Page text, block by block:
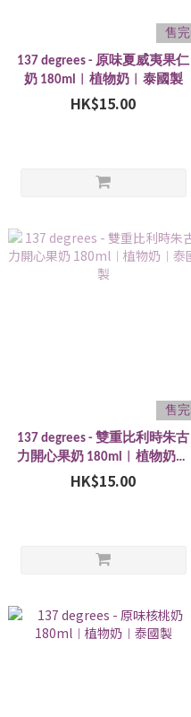
售完
137 degrees - 原味夏威夷果仁
奶 180ml︱植物奶︱泰國製
HK$15.00
售完
137 degrees - 雙重比利時朱古
力開心果奶 180ml︱植物奶︱
泰國製
HK$15.00